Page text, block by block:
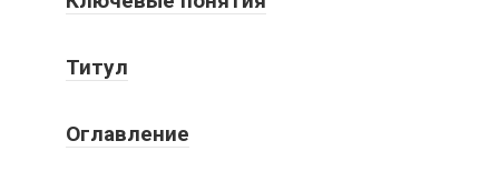
Титул
Оглавление